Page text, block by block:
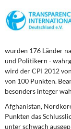
Eurokrise und
Weitere Themen
Memo-Gruppe
Institut
wurden 176 Länder
und Politikern -
wird der CPI 2012
von 100 Punkten.
besonders integer
Afghanistan,
Punkten das
unter schwach